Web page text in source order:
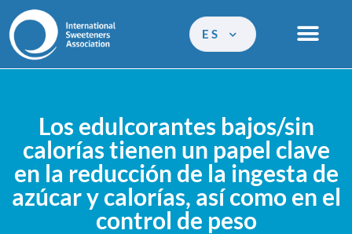
ES
Los edulcorantes bajos/sin
calorías tienen un papel clave
en la reducción de la ingesta de
azúcar y calorías, así como en el
control de peso